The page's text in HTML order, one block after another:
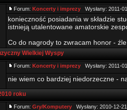
Forum: Koncerty i imprezy Wysłany: 2011-
konieczność posiadania w składzie
istnieją utalentowane amatorskie
Co do nagrody to zwracam honor - źle
Wielkiej Wyspy
Forum: Koncerty i imprezy Wysłany: 2011-
nie wiem co bardziej niedorzeczne -
roku
Forum: Gry/Komputery Wysłany: 2010-12-